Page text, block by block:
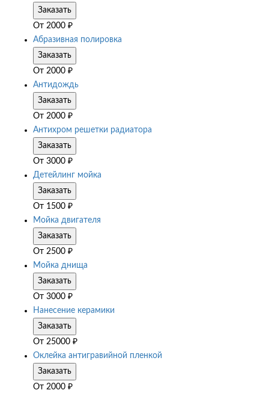
Заказать
От 2000 ₽
Абразивная полировка
Заказать
От 2000 ₽
Антидождь
Заказать
От 2000 ₽
Антихром решетки радиатора
Заказать
От 3000 ₽
Детейлинг мойка
Заказать
От 1500 ₽
Мойка двигателя
Заказать
От 2500 ₽
Мойка днища
Заказать
От 3000 ₽
Нанесение керамики
Заказать
От 25000 ₽
Оклейка антигравийной пленкой
Заказать
От 2000 ₽